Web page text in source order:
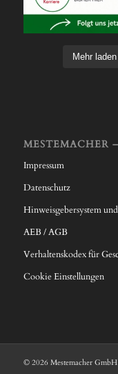
Mehr laden
MESTEMACHER
Impressum
Datenschutz
Hinweisgebersystem
AEB / AGB
Verhaltenskodex für
Cookie Einstellungen
© 2026 Mestemacher